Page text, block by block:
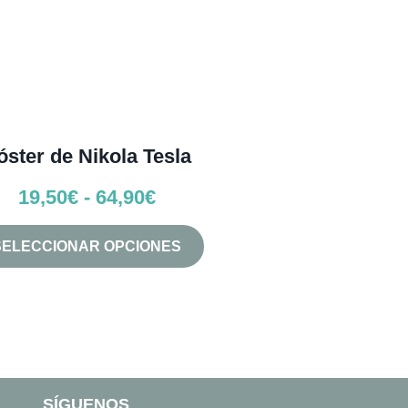
de Nikola Tesla
19,50€ - 64,90€Rango
de
precios:
OPCIONES
Este
producto